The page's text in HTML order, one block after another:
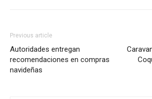
Previous article
Autoridades entregan
recomendaciones en compras
navideñas